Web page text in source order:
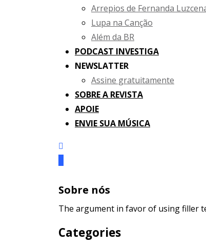
Arrepios de Fernanda
Lupa na Canção
Além da BR
PODCAST INVESTIGA
NEWSLATTER
Assine gratuitamente
SOBRE A REVISTA
APOIE
ENVIE SUA MÚSICA
Sobre nós
The argument in favor of using filler
Categories